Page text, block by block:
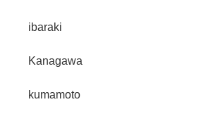
ibaraki
Kanagawa
kumamoto